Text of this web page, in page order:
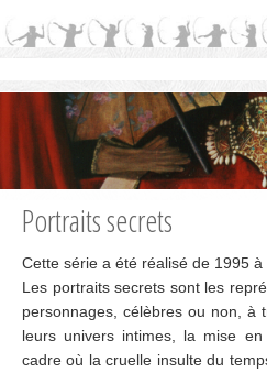
Portraits secrets
Cette série a été réalisé de 1995 à
Les portraits secrets sont les
personnages, célèbres ou non, à
leurs univers intimes, la mise
cadre où la cruelle insulte du